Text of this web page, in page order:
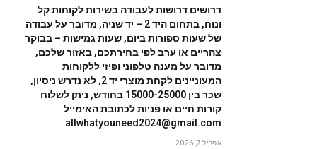
דרושים דרושות לעבודה בשירות לקוחות קל
ונוח, בתחום היד 2 – יד שניה, מדובר על עבודה
של שעות ספורות ביום, שעות גמישות – בבוקר
צהריים או ערב לפי בחירתכם, באזור שלכם,
מדובר על מענה טלפוני ופיזי ללקוחות
המעוניינים לקחת מוצרי יד 2, לא נדרש ניסיון,
שכר בין 15000-25000 בחודש, ניתן לשלוח
קורות חיים או פניות לכתובת האימייל
allwhatyouneed2024@gmail.com
אפריל 7, 2026